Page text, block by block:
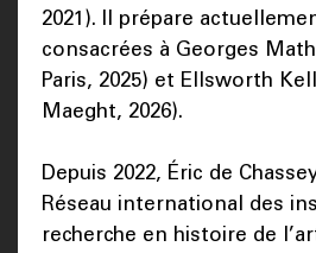
2021). Il prépare
consacrées à Georges
Paris, 2025) et Ellsworth
Maeght, 2026).
Depuis 2022, Éric de
Réseau international des
recherche en histoire de